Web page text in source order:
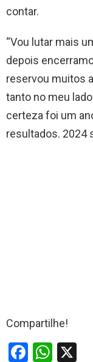
contar.
“Vou lutar mais
depois
reservou muitos
tanto no meu
certeza foi um
resultados. 2024
Compartilhe!
F
W